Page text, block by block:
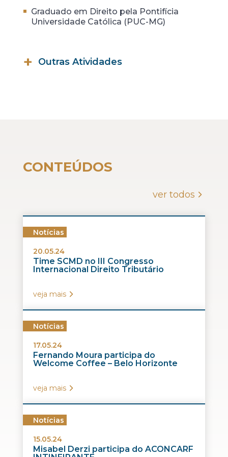
Graduado em Direito pela Pontifícia
Universidade Católica (PUC-MG)
Outras Atividades
Participou de grupos de estudo e
Tributário, Direitos Humanos e
CONTEÚDOS
ver todos
Notícias
20.05.24
Time SCMD no III Congresso
Internacional Direito Tributário
veja mais
Notícias
17.05.24
Fernando Moura participa do
Welcome Coffee – Belo Horizonte
veja mais
Notícias
15.05.24
Misabel Derzi participa do ACONCARF